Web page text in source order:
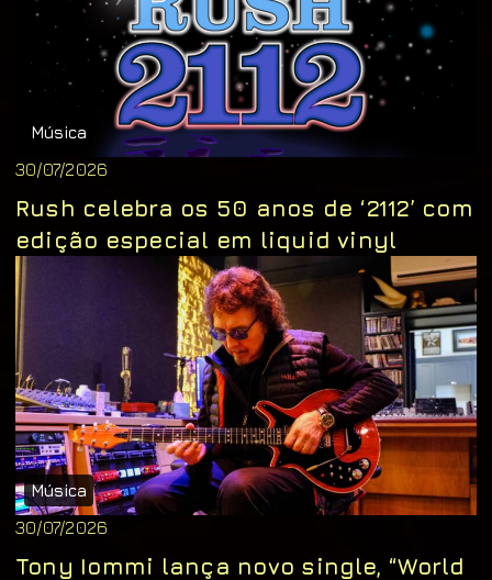
Música
30/07/2026
Rush celebra os 50 anos de ‘2112’ com
edição especial em liquid vinyl
Música
30/07/2026
Tony Iommi lança novo single, “World